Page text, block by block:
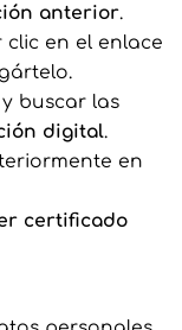
anterior.
en el enlace
buscar las
digital.
en
certificado